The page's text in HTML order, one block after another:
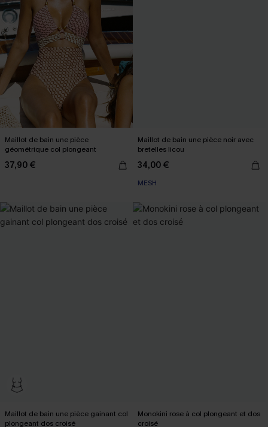
Maillot de bain une pièce
géométrique col plongeant
37,90 €
Maillot de bain une pièce noir avec
bretelles licou
34,00 €
MESH
Maillot de bain une pièce gainant col
plongeant dos croisé
Monokini rose à col plongeant et dos
croisé